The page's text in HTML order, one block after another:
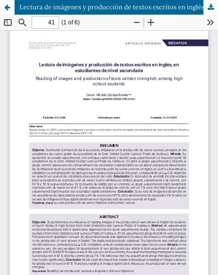
Lectura de imágenes y producción de textos escritos en inglés, en estudiantes de nivel secundaria